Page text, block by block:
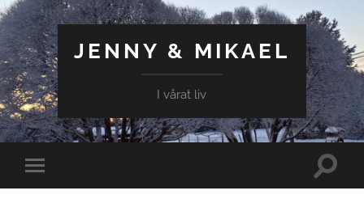
JENNY & MIKAEL
I vårat liv
Slå
på/av
Slå